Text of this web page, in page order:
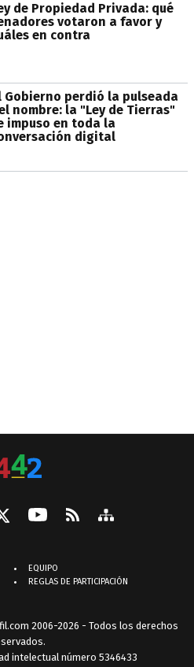
de Propiedad Privada: qué
votaron a favor y
en contra
Gobierno perdió la pulseada
nombre: la "Ley de Tierras"
impuso en toda la
digital
EQUIPO
REGLAS DE PARTICIPACIÓN
2006-2026 - Todos los derechos
intelectual número 5346433